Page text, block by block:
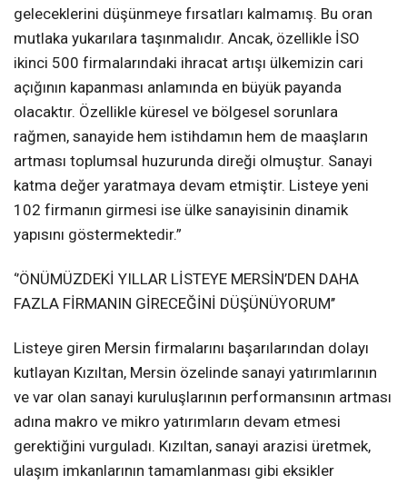
geleceklerini düşünmeye fırsatları kalmamış. Bu oran
mutlaka yukarılara taşınmalıdır. Ancak, özellikle İSO
ikinci 500 firmalarındaki ihracat artışı ülkemizin cari
açığının kapanması anlamında en büyük payanda
olacaktır. Özellikle küresel ve bölgesel sorunlara
rağmen, sanayide hem istihdamın hem de maaşların
artması toplumsal huzurunda direği olmuştur. Sanayi
katma değer yaratmaya devam etmiştir. Listeye yeni
102 firmanın girmesi ise ülke sanayisinin dinamik
yapısını göstermektedir.”
‘’ÖNÜMÜZDEKİ YILLAR LİSTEYE MERSİN’DEN DAHA
FAZLA FİRMANIN GİRECEĞİNİ DÜŞÜNÜYORUM’’
Listeye giren Mersin firmalarını başarılarından dolayı
kutlayan Kızıltan, Mersin özelinde sanayi yatırımlarının
ve var olan sanayi kuruluşlarının performansının artması
adına makro ve mikro yatırımların devam etmesi
gerektiğini vurguladı. Kızıltan, sanayi arazisi üretmek,
ulaşım imkanlarının tamamlanması gibi eksikler